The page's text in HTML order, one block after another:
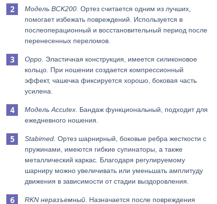
Модель BCK200. Ортез считается одним из лучших,
помогает избежать повреждений. Используется в
послеоперационный и восстановительный период после
перенесенных переломов.
Орро . Эластичная конструкция, имеется силиконовое
кольцо. При ношении создается компрессионный
эффект, чашечка фиксируется хорошо, боковая часть
усилена.
Модель Accutex . Бандаж функциональный, подходит для
ежедневного ношения.
Stabimed . Ортез шарнирный, боковые ребра жесткости с
пружинами, имеются гибкие супинаторы, а также
металлический каркас. Благодаря регулируемому
шарниру можно увеличивать или уменьшать амплитуду
движения в зависимости от стадии выздоровления.
RKN неразъемный . Назначается после повреждения